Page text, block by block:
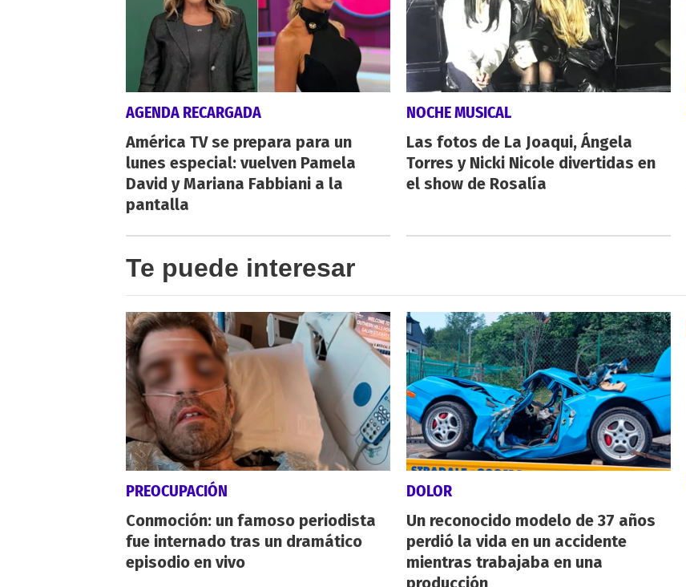
AGENDA RECARGADA
América TV se prepara para un
lunes especial: vuelven Pamela
David y Mariana Fabbiani a la
pantalla
NOCHE MUSICAL
Las fotos de La Joaqui, Ángela
Torres y Nicki Nicole divertidas en
el show de Rosalía
Te puede interesar
PREOCUPACIÓN
Conmoción: un famoso periodista
fue internado tras un dramático
episodio en vivo
DOLOR
Un reconocido modelo de 37 años
perdió la vida en un accidente
mientras trabajaba en una